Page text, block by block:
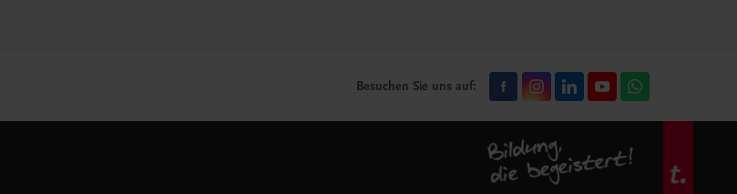
Besuchen Sie uns auf: